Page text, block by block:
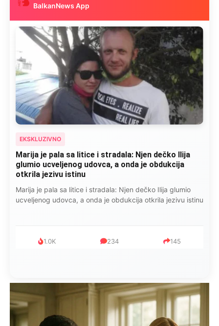
BalkanNews App
EKSKLUZIVNO
Marija je pala sa litice i stradala: Njen dečko Ilija
glumio ucveljenog udovca, a onda je obdukcija
otkrila jezivu istinu
Marija je pala sa litice i stradala: Njen dečko Ilija glumio
ucveljenog udovca, a onda je obdukcija otkrila jezivu istinu
1.0K 234 145